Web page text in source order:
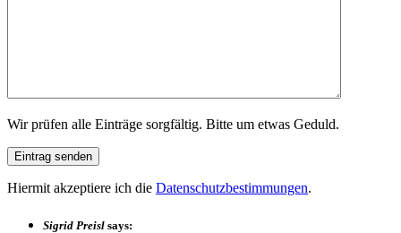
Wir prüfen alle Einträge sorgfältig. Bitte um etwas Geduld.
Hiermit akzeptiere ich die Datenschutzbestimmungen.
Sigrid Preisl says: